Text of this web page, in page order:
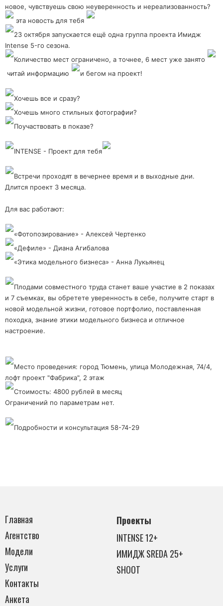
новое, чувствуешь свою неуверенность и нереализованность?
эта новость для тебя
23 октября запускается ещё одна группа проекта Имидж
Intense 5-го сезона.
Количество мест ограничено, а точнее, 6 мест уже занято
читай информацию
и бегом на проект!
Хочешь все и сразу?
Хочешь много стильных фотографии?
Поучаствовать в показе?
INTENSE - Проект для тебя
Встречи проходят в вечернее время и в выходные дни.
Длится проект 3 месяца.
Для вас работают:
«Фотопозирование» - Алексей Чертенко
«Дефиле» - Диана Агибалова
«Этика модельного бизнеса» - Анна Лукьянец
Плодами совместного труда станет ваше участие в 2 показах
и 7 съемках, вы обретете уверенность в себе, получите старт в
новой модельной жизни, готовое портфолио, поставленная
походка, знание этики модельного бизнеса и отличное
настроение.
Место проведения: город Тюмень, улица Молодежная, 74/4,
лофт проект "Фабрика", 2 этаж
Стоимость: 4800 рублей в месяц
Ограничений по параметрам нет.
Подробности и консультация 58-74-29
Главная
Агентство
Модели
Услуги
Контакты
Анкета
Проекты
INTENSE 12+
ИМИДЖ SREDA 25+
SHOOT